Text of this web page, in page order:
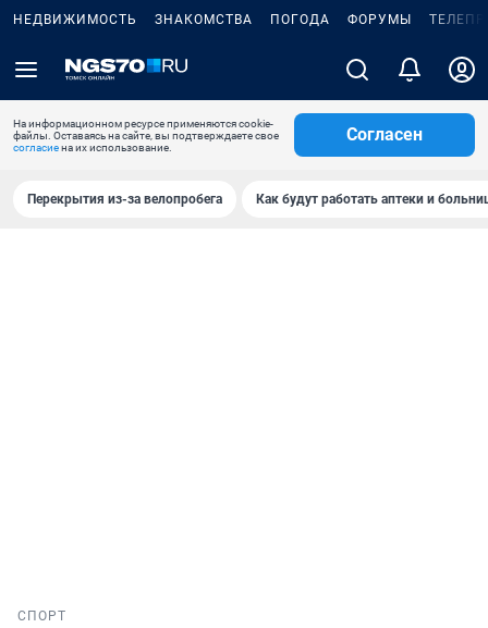
НЕДВИЖИМОСТЬ ЗНАКОМСТВА ПОГОДА ФОРУМЫ
На информационном ресурсе применяются cookie-
файлы. Оставаясь на сайте, вы подтверждаете свое
согласиена их использование.
Согласен
Перекрытия из-за велопробега Как будут работать аптеки и
СПОРТ